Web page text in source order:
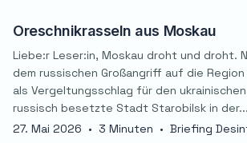
Oreschnikrasseln aus Moskau
Liebe:r Leser:in, Moskau droht und droht.
dem russischen Großangriff auf die Region
als Vergeltungsschlag für den
russisch besetzte Stadt Starobilsk in der...
27. Mai 2026 • 3 Minuten • Briefing